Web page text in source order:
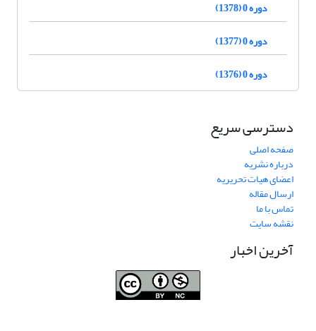
دوره 0 (1378)
دوره 0 (1377)
دوره 0 (1376)
دسترسی سریع
صفحه اصلی
درباره نشریه
اعضای هیات تحریریه
ارسال مقاله
تماس با ما
نقشه سایت
آخرین اخبار